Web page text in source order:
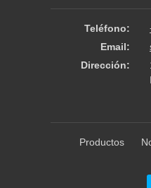
Teléfono:
Email:
Dirección:
Productos